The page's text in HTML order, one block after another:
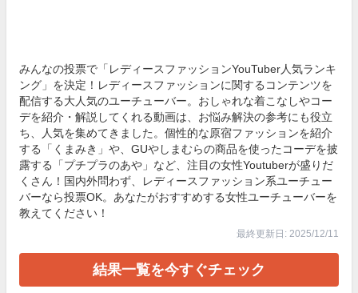
みんなの投票で「レディースファッションYouTuber人気ランキ
ング」を決定！レディースファッションに関するコンテンツを
配信する大人気のユーチューバー。おしゃれな着こなしやコー
デを紹介・解説してくれる動画は、お悩み解決の参考にも役立
ち、人気を集めてきました。個性的な原宿ファッションを紹介
する「くまみき」や、GUやしまむらの商品を使ったコーデを披
露する「プチプラのあや」など、注目の女性Youtuberが盛りだ
くさん！国内外問わず、レディースファッション系ユーチュー
バーなら投票OK。あなたがおすすめする女性ユーチューバーを
教えてください！
最終更新日: 2025/12/11
結果一覧を今すぐチェック